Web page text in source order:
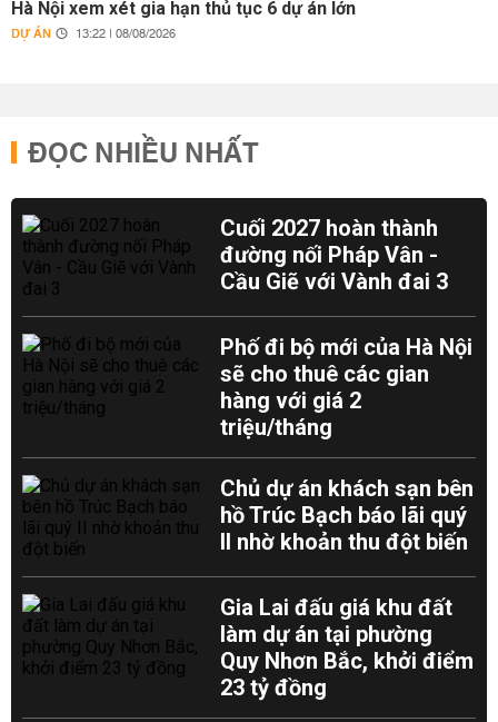
Hà Nội xem xét gia hạn thủ tục 6 dự án lớn
DỰ ÁN 13:22 | 08/08/2026
ĐỌC NHIỀU NHẤT
Cuối 2027 hoàn thành
đường nối Pháp Vân -
Cầu Giẽ với Vành đai 3
Phố đi bộ mới của Hà Nội
sẽ cho thuê các gian
hàng với giá 2
triệu/tháng
Chủ dự án khách sạn bên
hồ Trúc Bạch báo lãi quý
II nhờ khoản thu đột biến
Gia Lai đấu giá khu đất
làm dự án tại phường
Quy Nhơn Bắc, khởi điểm
23 tỷ đồng